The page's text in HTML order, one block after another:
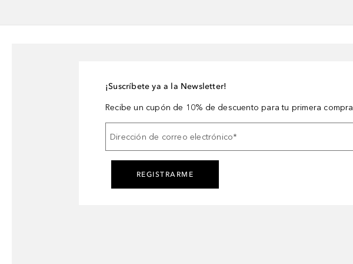
¡Suscríbete ya a la Newsletter!
Recibe un cupón de 10% de descuento para tu primera compra
Dirección de correo electrónico*
REGISTRARME